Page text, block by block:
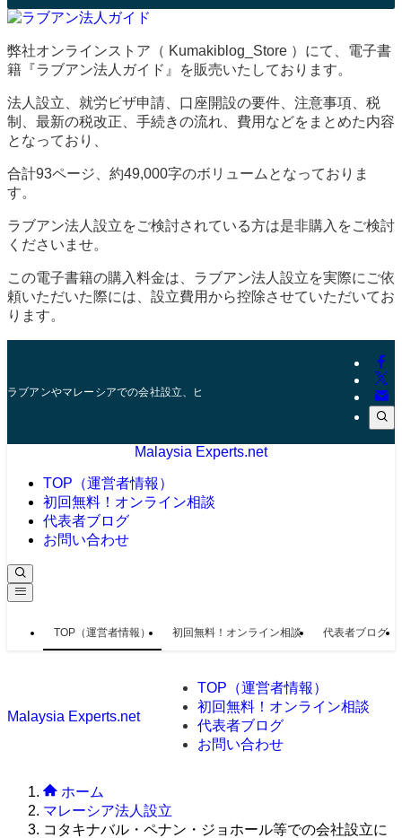
弊社オンラインストア（ Kumakiblog_Store ）にて、電子書
籍『ラブアン法人ガイド』を販売いたしております。
法人設立、就労ビザ申請、口座開設の要件、注意事項、税
制、最新の税改正、手続きの流れ、費用などをまとめた内容
となっており、
合計93ページ、約49,000字のボリュームとなっておりま
す。
ラブアン法人設立をご検討されている方は是非購入をご検討
くださいませ。
この電子書籍の購入料金は、ラブアン法人設立を実際にご依
頼いただいた際には、設立費用から控除させていただいてお
ります。
ラブアンやマレーシアでの会社設立、ビザ、口座開設に12年以上の実績！
Malaysia Experts.net
TOP（運営者情報）
初回無料！オンライン相談
代表者ブログ
お問い合わせ
TOP（運営者情報） 初回無料！オンライン相談 代表者ブログ
Malaysia Experts.net
TOP（運営者情報）
初回無料！オンライン相談
代表者ブログ
お問い合わせ
ホーム
マレーシア法人設立
コタキナバル・ペナン・ジョホール等での会社設立に